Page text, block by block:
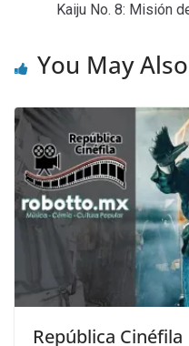
Kaiju No. 8: Misión
You May
República